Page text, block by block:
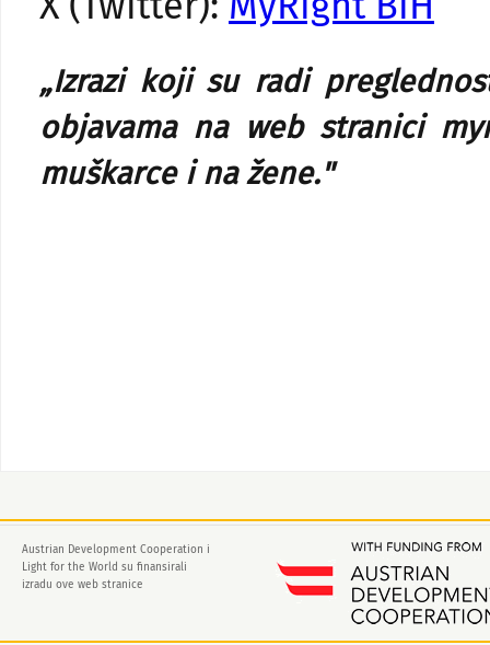
X (Twitter): MyRight BiH
„Izrazi koji su radi
objavama na web stranici
muškarce i na žene."
Austrian Development Cooperation i
Light for the World su finansirali
izradu ove web stranice